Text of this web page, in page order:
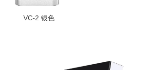
VC-2 银色